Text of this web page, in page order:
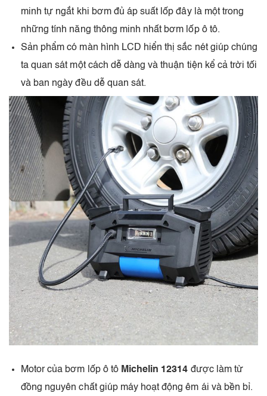
minh tự ngắt khi bơm đủ áp suất lốp đây là một trong
những tính năng thông minh nhất bơm lốp ô tô.
Sản phẩm có màn hình LCD hiển thị sắc nét giúp chúng
ta quan sát một cách dễ dàng và thuận tiện kể cả trời tối
và ban ngày đều dễ quan sát.
Motor của bơm lốp ô tô Michelin 12314 được làm từ
đồng nguyên chất giúp máy hoạt động êm ái và bền bỉ.